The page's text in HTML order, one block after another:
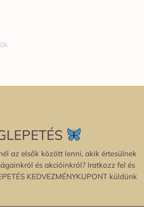
az elsők között lenni, akik értesülnek
és akcióinkról? Iratkozz fel és
KEDVEZMÉNYKUPONT küldünk